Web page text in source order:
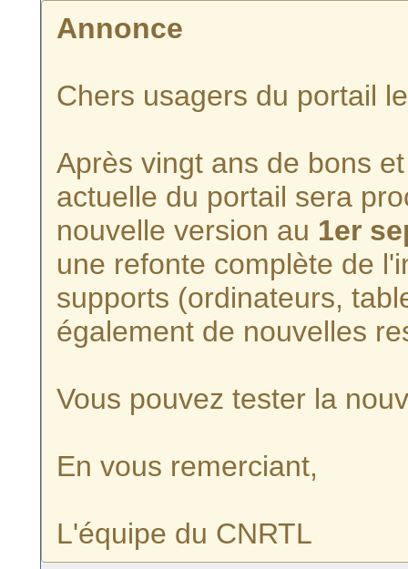
Annonce
Chers usagers du portail
Après vingt ans de bons
actuelle du portail sera
nouvelle version au 1er
une refonte complète de
supports (ordinateurs,
également de nouvelles
Vous pouvez tester la
En vous remerciant,
L'équipe du CNRTL